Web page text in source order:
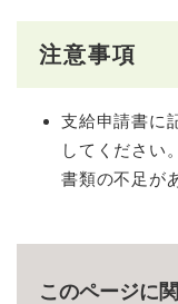
注意事項
支給申請書に
してください。
書類の不足が
このページに